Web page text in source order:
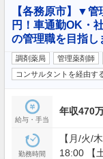
【各務原市】▼
円！車通勤OK・
の管理職を目指し
調剤薬局 管理薬剤師
コンサルタントを経由す
給与・手当
年収470
勤務時間
【月/火/
18:00 【